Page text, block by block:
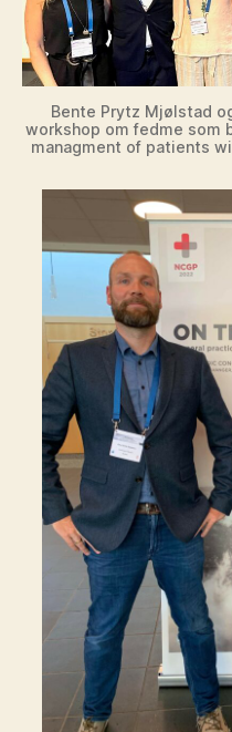
Bente Prytz Mjølstad
workshop om fedme som
managment of patients